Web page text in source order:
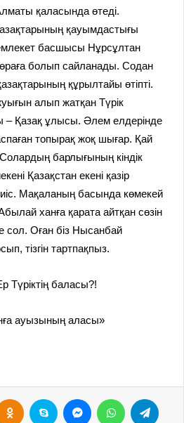
қаласында өтеді.
қауымдастығы
басшысы Нұрсұлтан
болып сайланады. Содан
құрылтайы өтіпті.
алып жатқан Түрік
– Қазақ ұлысы. Әлем елдерінде
топырақ жоқ шығар. Қай
барлығының кіндік
Қазақстан екені қазір
Мақаланың басында көмекей
ханға қарата айтқан сөзін
сол. Оған біз Нысанбай
тізгін тартпақпыз.
Түріктің баласы?!
ауызының аласы»